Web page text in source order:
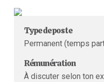
Type de poste
Permanent (temps
Rémunération
À discuter selon ton